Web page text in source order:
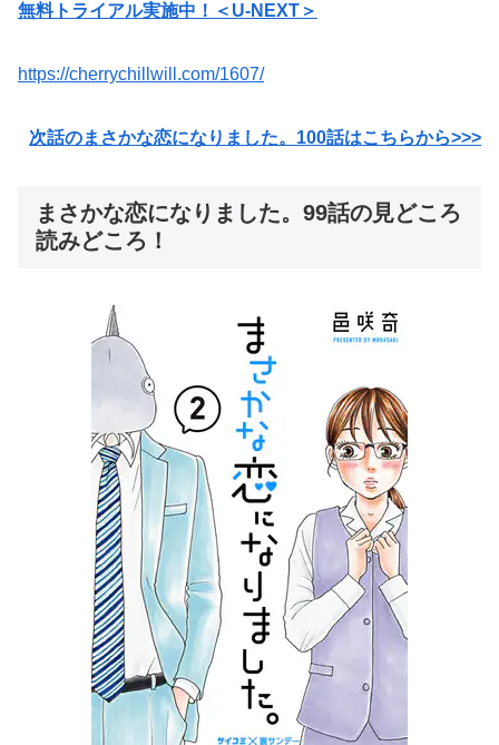
無料トライアル実施中！＜U-NEXT＞
https://cherrychillwill.com/1607/
次話のまさかな恋になりました。100話はこちらから>>>
まさかな恋になりました。99話の見どころ
読みどころ！